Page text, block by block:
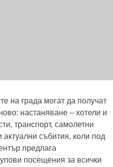
на града могат да получат
настаняване – хотели и
транспорт, самолетни
актуални събития, коли под
предлага
посещения за всички